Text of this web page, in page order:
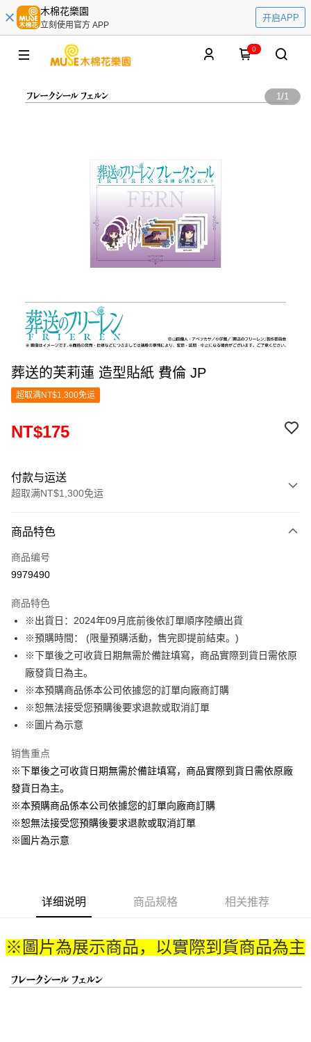
木棉花樂園
立刻使用官方 APP
开启APP
0
1/1
葬送的芙莉蓮 造型貼紙 費倫 JP
超取满NT$1,300免运
NT$175
付款与运送
超取满NT$1,300免运
信用卡一次付款
超商取货付款
Apple Pay
悠遊付
Google Pay
ATM付款
货到付款
运送方式
全家取貨付款
每笔NT$65，满NT$1,300(含以上)免运费
付款後全家取貨
每笔NT$65，满NT$1,300(含以上)免运费
7-11取貨付款
付款後7-11取貨
每笔NT$65，满NT$1,300(含以上)免运费
商品特色
商品编号
9979490
商品特色
※出貨日：2024年09月底前後依訂單順序陸續出貨
※預購時間： (限量預購活動，售完即提前結束。)
※下單後之可收貨日期無需於備註填寫，商品實際到貨日需依原
廠發貨日為主。
※本預購商品係本公司依據您的訂單向廠商訂購
※恕無法接受您預購後要求退款或取消訂單
※圖片為示意
销售重点
※下單後之可收貨日期無需於備註填寫，商品實際到貨日需依原廠
發貨日為主。
※本預購商品係本公司依據您的訂單向廠商訂購
※恕無法接受您預購後要求退款或取消訂單
※圖片為示意
详细说明 商品规格 相关推荐
※圖片為展示商品，以實際到貨商品為主